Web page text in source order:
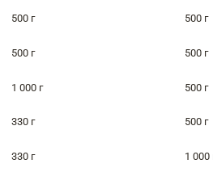
500 г 500 г
500 г 500 г
1 000 г 500 г
330 г 500 г
330 г 1 000